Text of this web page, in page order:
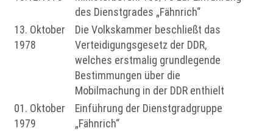
des Dienstgrades „Fähnrich“
13. Oktober
1978
Die Volkskammer beschließt das
Verteidigungsgesetz der DDR,
welches erstmalig grundlegende
Bestimmungen über die
Mobilmachung in der DDR enthielt
01. Oktober
1979
Einführung der Dienstgradgruppe
„Fähnrich“